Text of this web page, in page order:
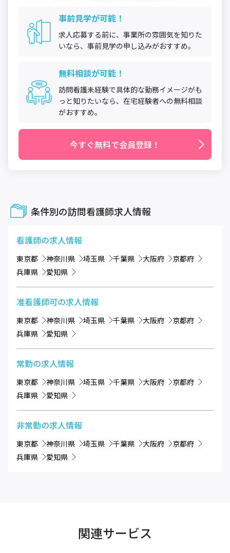
事前見学が可能！
求人応募する前に、事業所の雰囲気を知りた
いなら、事前見学の申し込みがおすすめ。
無料相談が可能！
訪問看護未経験で具体的な勤務イメージがも
っと知りたいなら、在宅経験者への無料相談
がおすすめ。
今すぐ無料で会員登録！
条件別の訪問看護師求人情報
看護師の求人情報
東京都 神奈川県 埼玉県 千葉県 大阪府
京都府
兵庫県
愛知県
准看護師可の求人情報
東京都 神奈川県 埼玉県 千葉県 大阪府
京都府
兵庫県
愛知県
常勤の求人情報
東京都 神奈川県 埼玉県 千葉県 大阪府
京都府
兵庫県
愛知県
非常勤の求人情報
東京都 神奈川県 埼玉県 千葉県 大阪府
京都府
兵庫県
愛知県
関連サービス